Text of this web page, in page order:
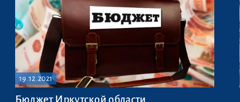
19.12.2021
Бюджет Иркутской области